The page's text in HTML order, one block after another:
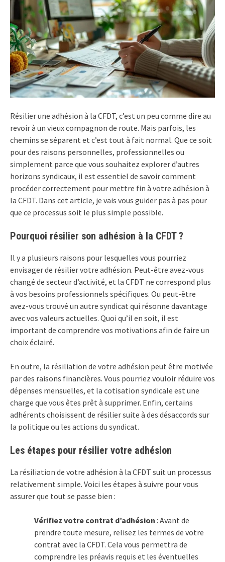
Résilier une adhésion à la CFDT, c’est un peu comme dire au
revoir à un vieux compagnon de route. Mais parfois, les
chemins se séparent et c’est tout à fait normal. Que ce soit
pour des raisons personnelles, professionnelles ou
simplement parce que vous souhaitez explorer d’autres
horizons syndicaux, il est essentiel de savoir comment
procéder correctement pour mettre fin à votre adhésion à
la CFDT. Dans cet article, je vais vous guider pas à pas pour
que ce processus soit le plus simple possible.
Pourquoi résilier son adhésion à la CFDT ?
Il y a plusieurs raisons pour lesquelles vous pourriez
envisager de résilier votre adhésion. Peut-être avez-vous
changé de secteur d’activité, et la CFDT ne correspond plus
à vos besoins professionnels spécifiques. Ou peut-être
avez-vous trouvé un autre syndicat qui résonne davantage
avec vos valeurs actuelles. Quoi qu’il en soit, il est
important de comprendre vos motivations afin de faire un
choix éclairé.
En outre, la résiliation de votre adhésion peut être motivée
par des raisons financières. Vous pourriez vouloir réduire vos
dépenses mensuelles, et la cotisation syndicale est une
charge que vous êtes prêt à supprimer. Enfin, certains
adhérents choisissent de résilier suite à des désaccords sur
la politique ou les actions du syndicat.
Les étapes pour résilier votre adhésion
La résiliation de votre adhésion à la CFDT suit un processus
relativement simple. Voici les étapes à suivre pour vous
assurer que tout se passe bien :
Vérifiez votre contrat d’adhésion : Avant de
prendre toute mesure, relisez les termes de votre
contrat avec la CFDT. Cela vous permettra de
comprendre les préavis requis et les éventuelles